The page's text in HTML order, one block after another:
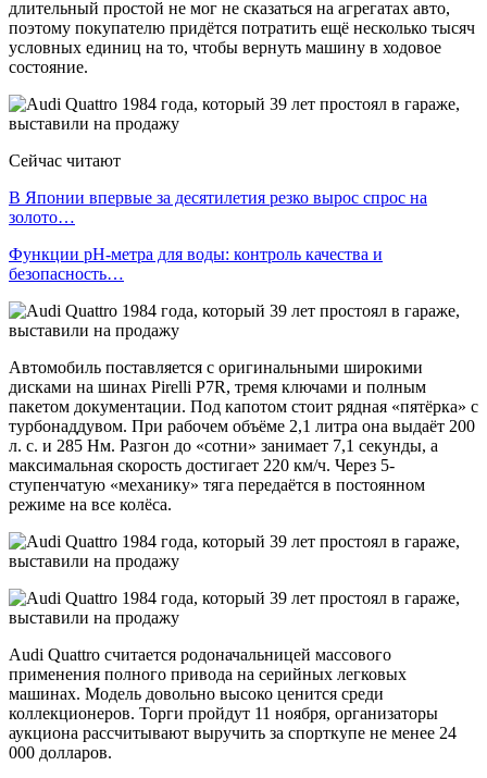
длительный простой не мог не сказаться на агрегатах авто,
поэтому покупателю придётся потратить ещё несколько тысяч
условных единиц на то, чтобы вернуть машину в ходовое
состояние.
Сейчас читают
В Японии впервые за десятилетия резко вырос спрос на
золото…
Функции pH-метра для воды: контроль качества и
безопасность…
Автомобиль поставляется с оригинальными широкими
дисками на шинах Pirelli P7R, тремя ключами и полным
пакетом документации. Под капотом стоит рядная «пятёрка» с
турбонаддувом. При рабочем объёме 2,1 литра она выдаёт 200
л. с. и 285 Нм. Разгон до «сотни» занимает 7,1 секунды, а
максимальная скорость достигает 220 км/ч. Через 5-
ступенчатую «механику» тяга передаётся в постоянном
режиме на все колёса.
Audi Quattro считается родоначальницей массового
применения полного привода на серийных легковых
машинах. Модель довольно высоко ценится среди
коллекционеров. Торги пройдут 11 ноября, организаторы
аукциона рассчитывают выручить за спорткупе не менее 24
000 долларов.